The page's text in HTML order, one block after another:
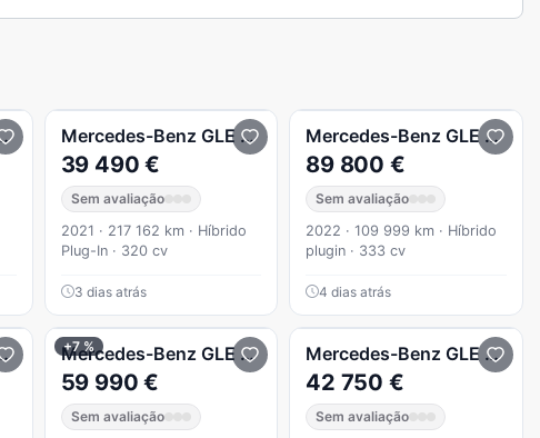
de 4Matic
Mercedes-Benz GLE 350 de 4Matic
39 490 €
Sem avaliação
2021 · 217 162 km · Híbrido
Plug-In · 320 cv
3 dias atrás
Mercedes-Benz GLE 350
89 800 €
Sem avaliação
2022 · 109 999 km · Híbrido
plugin · 333 cv
4 dias atrás
d 4Matic 9G-TRONIC AMG Line
+7 %
Mercedes-Benz GLE 350 de 4Matic
59 990 €
Sem avaliação
Mercedes-Benz GLE 350
42 750 €
Sem avaliação